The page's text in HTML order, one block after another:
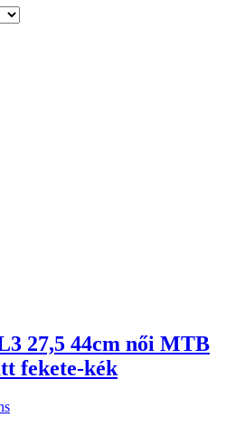
27,5 44cm női MTB
fekete-kék